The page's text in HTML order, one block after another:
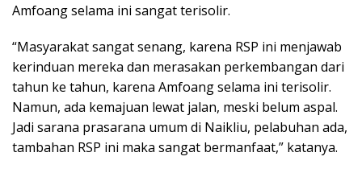
Amfoang selama ini sangat terisolir.
“Masyarakat sangat senang, karena RSP ini menjawab
kerinduan mereka dan merasakan perkembangan dari
tahun ke tahun, karena Amfoang selama ini terisolir.
Namun, ada kemajuan lewat jalan, meski belum aspal.
Jadi sarana prasarana umum di Naikliu, pelabuhan ada,
tambahan RSP ini maka sangat bermanfaat,” katanya.